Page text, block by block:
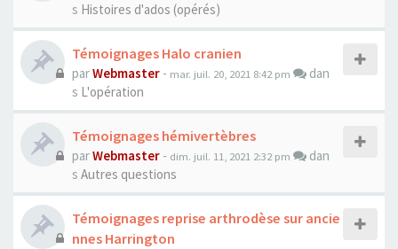
s Histoires d'ados (opérés)
Témoignages Halo cranien
parWebmaster - mar. juil. 20, 2021 8:42 pm
dan
s L'opération
Témoignages hémivertèbres
parWebmaster - dim. juil. 11, 2021 2:32 pm
dan
s Autres questions
Témoignages reprise arthrodèse sur ancie
nnes Harrington